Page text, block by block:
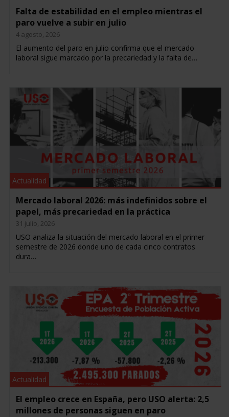
Falta de estabilidad en el empleo mientras el
paro vuelve a subir en julio
4 agosto, 2026
El aumento del paro en julio confirma que el mercado
laboral sigue marcado por la precariedad y la falta de…
Actualidad
Mercado laboral 2026: más indefinidos sobre el
papel, más precariedad en la práctica
31 julio, 2026
USO analiza la situación del mercado laboral en el primer
semestre de 2026 donde uno de cada cinco contratos
dura…
Actualidad
El empleo crece en España, pero USO alerta: 2,5
millones de personas siguen en paro